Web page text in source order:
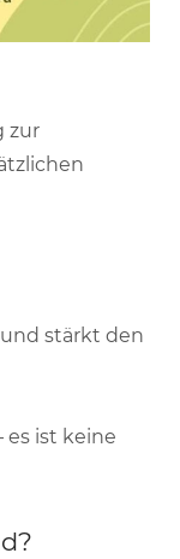
zur
stärkt den
es ist keine